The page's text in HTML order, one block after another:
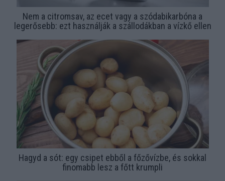
Nem a citromsav, az ecet vagy a szódabikarbóna a
legerősebb: ezt használják a szállodákban a vízkő ellen
Hagyd a sót: egy csipet ebből a főzővízbe, és sokkal
finomabb lesz a főtt krumpli